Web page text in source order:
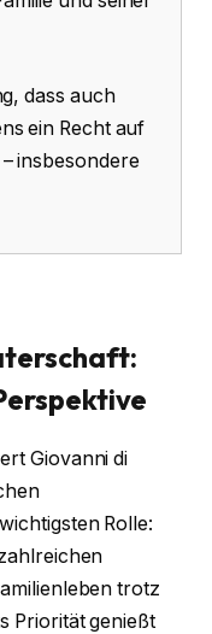
dass auch
ein Recht auf
insbesondere
Giovanni di
Rolle:
trotz
Priorität genießt